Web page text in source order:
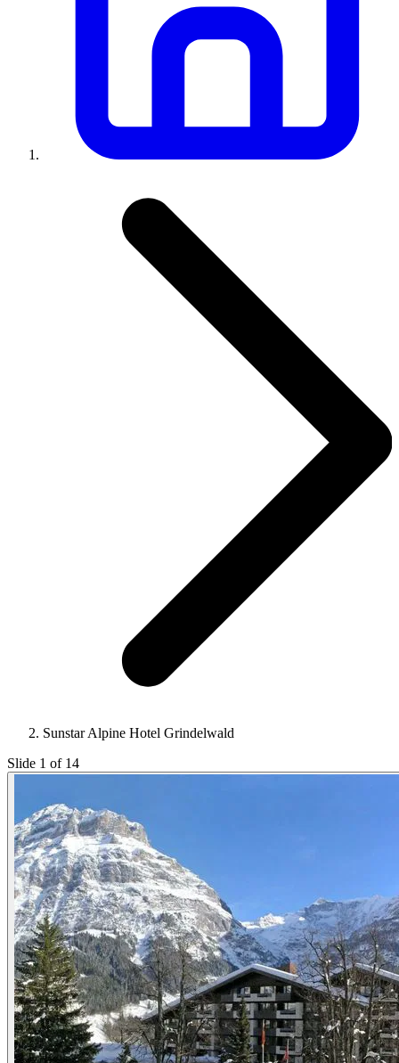
Sunstar Alpine Hotel Grindelwald
Slide 1 of 14